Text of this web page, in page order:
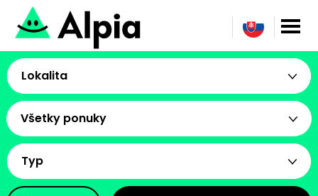
Lokalita
Všetky ponuky
Typ